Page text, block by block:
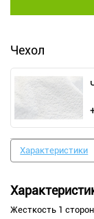
Чехол
Характеристики
Жесткость 1